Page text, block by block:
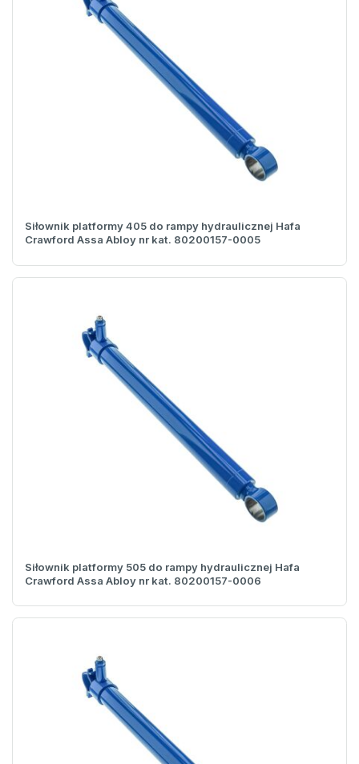
Siłownik platformy 405 do rampy hydraulicznej Hafa
Crawford Assa Abloy nr kat. 80200157-0005
Siłownik platformy 505 do rampy hydraulicznej Hafa
Crawford Assa Abloy nr kat. 80200157-0006